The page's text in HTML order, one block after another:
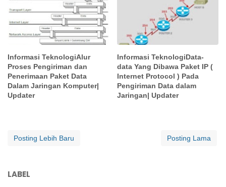
Informasi TeknologiAlur
Proses Pengiriman dan
Penerimaan Paket Data
Dalam Jaringan Komputer|
Updater
Informasi TeknologiData-
data Yang Dibawa Paket IP (
Internet Protocol ) Pada
Pengiriman Data dalam
Jaringan| Updater
Posting Lebih Baru Posting Lama
LABEL